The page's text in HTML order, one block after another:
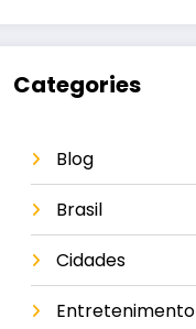
Categories
Blog
Brasil
Cidades
Entretenimento